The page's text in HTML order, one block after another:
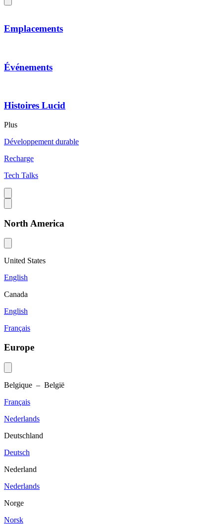
Emplacements
Événements
Histoires Lucid
Plus
Développement durable
Recharge
Tech Talks
North America
United States
English
Canada
English
Français
Europe
Belgique – België
Français
Nederlands
Deutschland
Deutsch
Nederland
Nederlands
Norge
Norsk